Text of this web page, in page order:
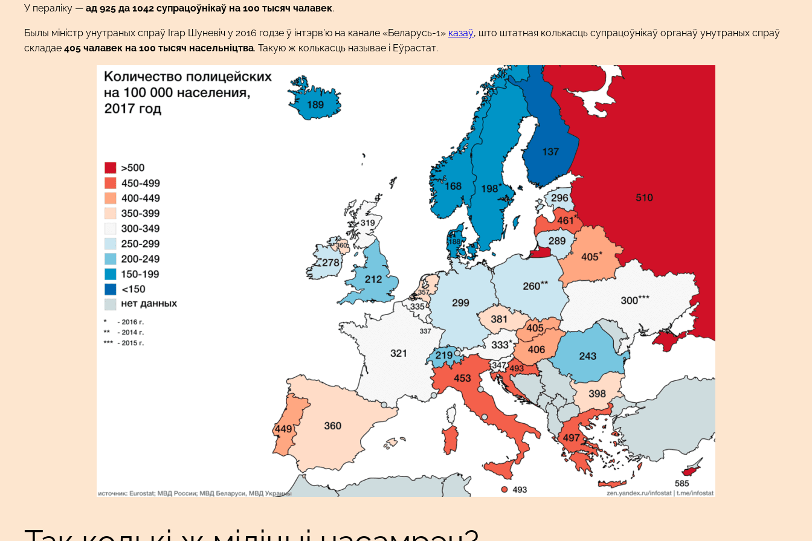
У пераліку — ад 925 да 1042 супрацоўнікаў на 100 тысяч чалавек.
Былы міністр унутраных спраў Ігар Шуневіч у 2016 годзе ў інтэрв’ю на канале «Беларусь-1» казаў, што штатная колькасць супрацоўнікаў органаў унутраных спраў
складае 405 чалавек на 100 тысяч насельніцтва. Такую ж колькасць называе і Еўрастат.